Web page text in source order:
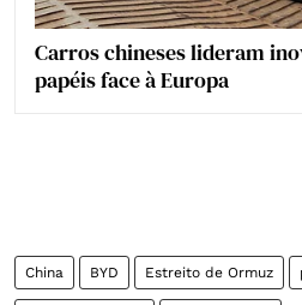
Carros chineses lideram
papéis face à Europa
China BYD Estreito de Ormuz